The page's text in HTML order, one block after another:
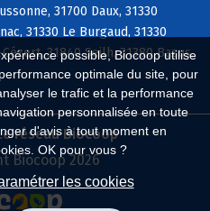
possible, Biocoop utilise
optimale du site, pour
le trafic et la performance
personnalisée en toute
d'avis à tout moment en
OK pour vous ?
les cookies
31700 Daux, 31330
31330 Le Burgaud, 31330
31840 Seilh, 31380 Bazus,
réseau Biocoop
Biocoop 2026